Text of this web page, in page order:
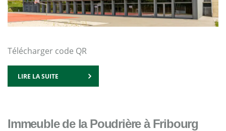
Télécharger code QR
LIRE LA SUITE
Immeuble de la Poudrière à Fribourg